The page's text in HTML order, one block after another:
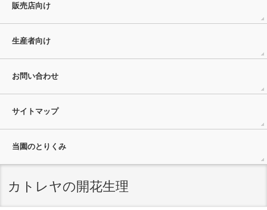
販売店向け
生産者向け
お問い合わせ
サイトマップ
当園のとりくみ
カトレヤの開花生理